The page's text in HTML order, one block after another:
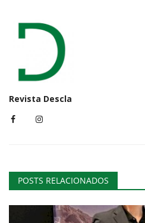
Revista Descla
POSTS RELACIONADOS